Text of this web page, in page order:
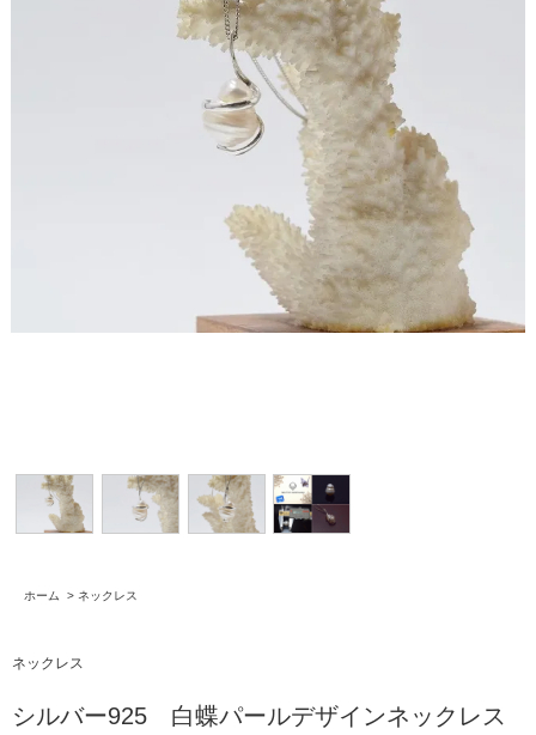
ホーム > ネックレス
ネックレス
シルバー925 白蝶パールデザインネックレス